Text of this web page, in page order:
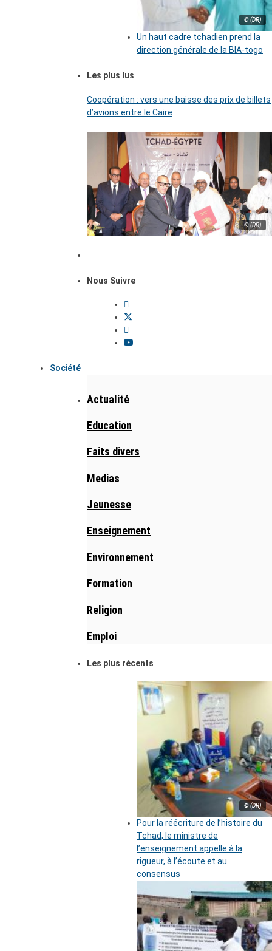
© (DR)
Un haut cadre tchadien prend la
direction générale de la BIA-togo
Les plus lus
Coopération : vers une baisse des prix de billets
d’avions entre le Caire
© (DR)
Nous Suivre
Société
Actualité
Education
Faits divers
Medias
Jeunesse
Enseignement
Environnement
Formation
Religion
Emploi
Les plus récents
© (DR)
Pour la réécriture de l’histoire du
Tchad, le ministre de
l’enseignement appelle à la
rigueur, à l’écoute et au
consensus